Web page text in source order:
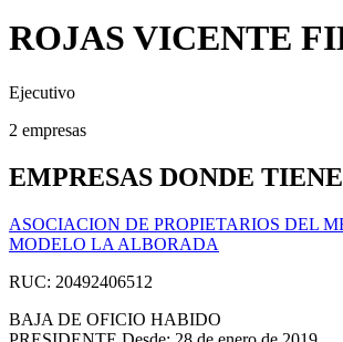
ROJAS VICENTE
Ejecutivo
2 empresas
EMPRESAS DONDE
ASOCIACION DE PROPIETARIOS DEL
MODELO LA ALBORADA
RUC: 20492406512
BAJA DE OFICIO HABIDO